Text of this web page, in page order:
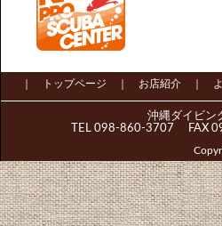
トップページ お店紹介
沖縄ダイビ
TEL 098-860-3707 FAX